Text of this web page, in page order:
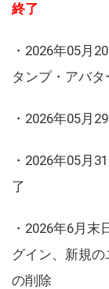
終了
・2026年05月
タンプ・アバ
・2026年05月
・2026年05月
了
・2026年6月末
グイン、新規
の削除